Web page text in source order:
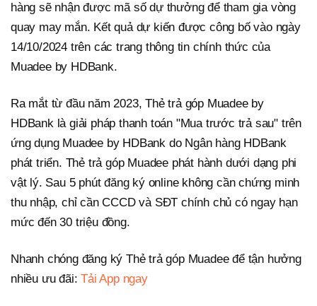
hàng sẽ nhận được mã số dự thưởng để tham gia vòng
quay may mắn. Kết quả dự kiến được công bố vào ngày
14/10/2024 trên các trang thông tin chính thức của
Muadee by HDBank.
Ra mắt từ đầu năm 2023, Thẻ trả góp Muadee by
HDBank là giải pháp thanh toán "Mua trước trả sau" trên
ứng dụng Muadee by HDBank do Ngân hàng HDBank
phát triển. Thẻ trả góp Muadee phát hành dưới dạng phi
vật lý. Sau 5 phút đăng ký online không cần chứng minh
thu nhập, chỉ cần CCCD và SĐT chính chủ có ngay hạn
mức đến 30 triệu đồng.
Nhanh chóng đăng ký Thẻ trả góp Muadee để tận hưởng
nhiều ưu đãi:Tải App ngay